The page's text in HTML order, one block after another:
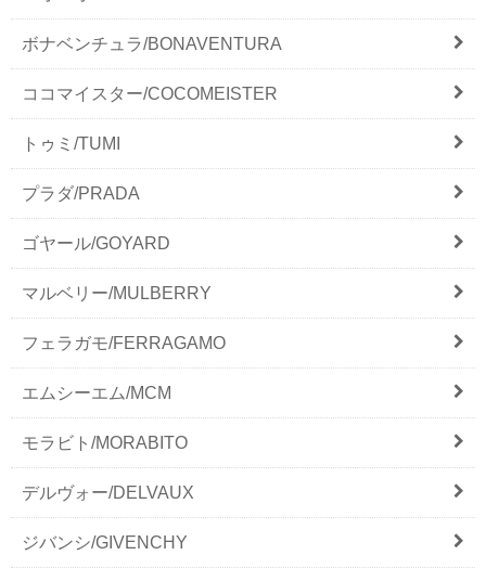
ボナベンチュラ/BONAVENTURA
ココマイスター/COCOMEISTER
トゥミ/TUMI
プラダ/PRADA
ゴヤール/GOYARD
マルベリー/MULBERRY
フェラガモ/FERRAGAMO
エムシーエム/MCM
モラビト/MORABITO
デルヴォー/DELVAUX
ジバンシ/GIVENCHY